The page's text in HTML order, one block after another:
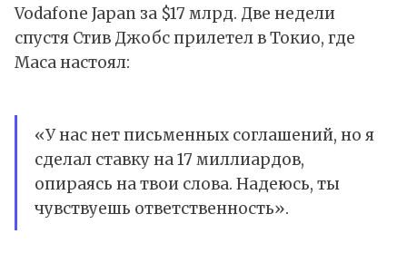
Vodafone Japan за $17 млрд. Две недели
спустя Стив Джобс прилетел в Токио, где
Маса настоял:
«У нас нет письменных соглашений, но я
сделал ставку на 17 миллиардов,
опираясь на твои слова. Надеюсь, ты
чувствуешь ответственность».